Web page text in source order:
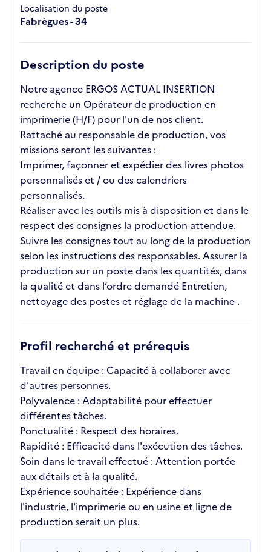
Localisation du poste
Fabrègues - 34
Description du poste
Notre agence ERGOS ACTUAL INSERTION
recherche un Opérateur de production en
imprimerie (H/F) pour l'un de nos client.
Rattaché au responsable de production, vos
missions seront les suivantes :
Imprimer, façonner et expédier des livres photos
personnalisés et / ou des calendriers
personnalisés.
Réaliser avec les outils mis à disposition et dans le
respect des consignes la production attendue.
Suivre les consignes tout au long de la production
selon les instructions des responsables. Assurer la
production sur un poste dans les quantités, dans
la qualité et dans l’ordre demandé Entretien,
nettoyage des postes et réglage de la machine .
Profil recherché et prérequis
Travail en équipe : Capacité à collaborer avec
d'autres personnes.
Polyvalence : Adaptabilité pour effectuer
différentes tâches.
Ponctualité : Respect des horaires.
Rapidité : Efficacité dans l'exécution des tâches.
Soin dans le travail effectué : Attention portée
aux détails et à la qualité.
Expérience souhaitée : Expérience dans
l'industrie, l'imprimerie ou en usine et ligne de
production serait un plus.